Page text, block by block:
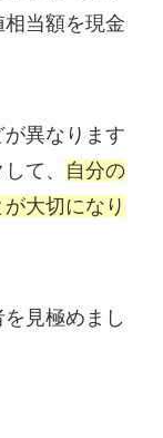
当額を現金
異なります
て、
自分の
大切になり
見極めまし